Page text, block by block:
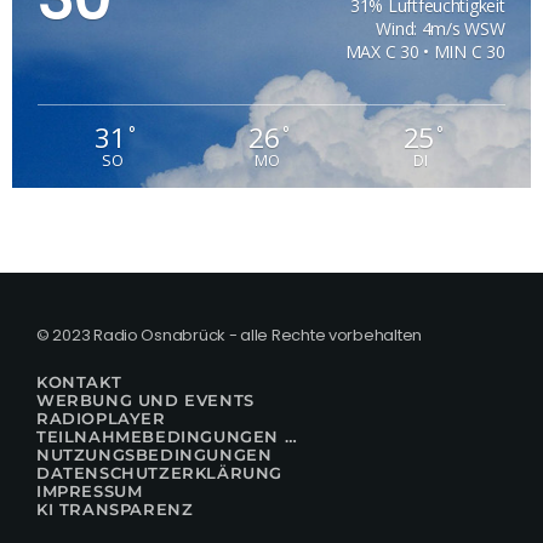
31% Luftfeuchtigkeit
Wind: 4m/s WSW
MAX C 30 • MIN C 30
31 °
SO
26°
MO
25°
DI
© 2023 Radio Osnabrück - alle Rechte vorbehalten
KONTAKT
WERBUNG UND EVENTS
RADIOPLAYER
TEILNAHMEBEDINGUNGEN FÜR GEWINNSPIELE
NUTZUNGSBEDINGUNGEN
DATENSCHUTZERKLÄRUNG
IMPRESSUM
KI TRANSPARENZ